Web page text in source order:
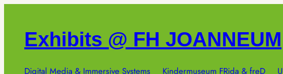
springenExhibits @ FH JOANNEUM
Digital Media & Immersive Systems Kindermuseum FRida & freD